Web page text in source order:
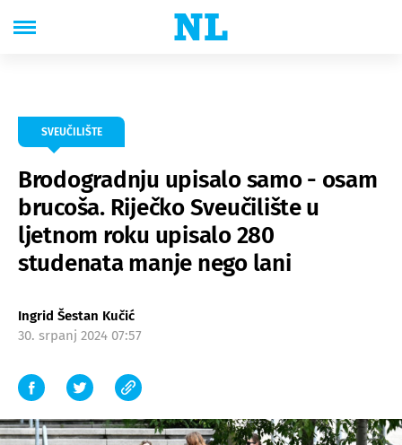
SVEUČILIŠTE
Brodogradnju upisalo samo - osam
brucoša. Riječko Sveučilište u
ljetnom roku upisalo 280
studenata manje nego lani
Ingrid Šestan Kučić
30. srpanj 2024 07:57